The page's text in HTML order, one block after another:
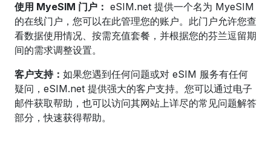
使用 MyeSIM 门户： eSIM.net 提供一个名为 MyeSIM
的在线门户，您可以在此管理您的账户。此门户允许您查
看数据使用情况、按需充值套餐，并根据您的芬兰逗留期
间的需求调整设置。
客户支持： 如果您遇到任何问题或对 eSIM 服务有任何
疑问，eSIM.net 提供强大的客户支持。您可以通过电子
邮件获取帮助，也可以访问其网站上详尽的常见问题解答
部分，快速获得帮助。